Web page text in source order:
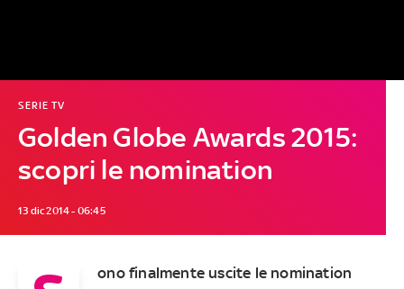
Golden Globe Awards 2015:
scopri le nomination
SERIE TV
13 dic 2014 - 06:45
ono finalmente uscite le nomination